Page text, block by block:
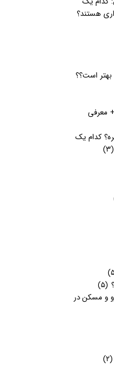
هستند؟
بهتر است؟؟
معرفی
کدام یک
(۳)
(۵)
و مسکن در
(۲)